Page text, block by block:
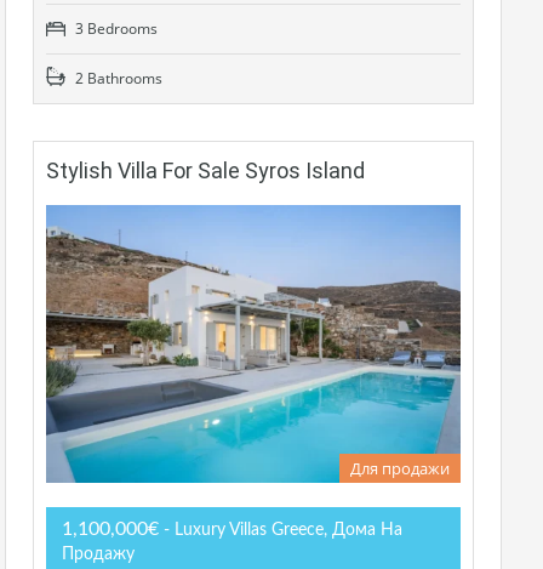
3 Bedrooms
2 Bathrooms
Stylish Villa For Sale Syros Island
Для продажи
1,100,000€ - Luxury Villas Greece, Дома На
Продажу